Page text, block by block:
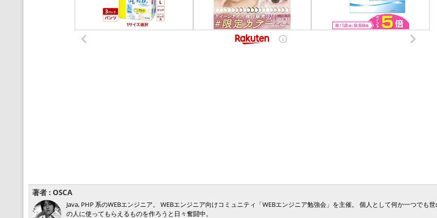
著者 : OSCA
Java, PHP 系のWEBエンジニア。 WEBエンジニア向けコミュニティ「WEBエンジニア勉強会」を主催。 個人として何か一つでも世
の人に使ってもらえるものを作ろうと日々奮闘中。